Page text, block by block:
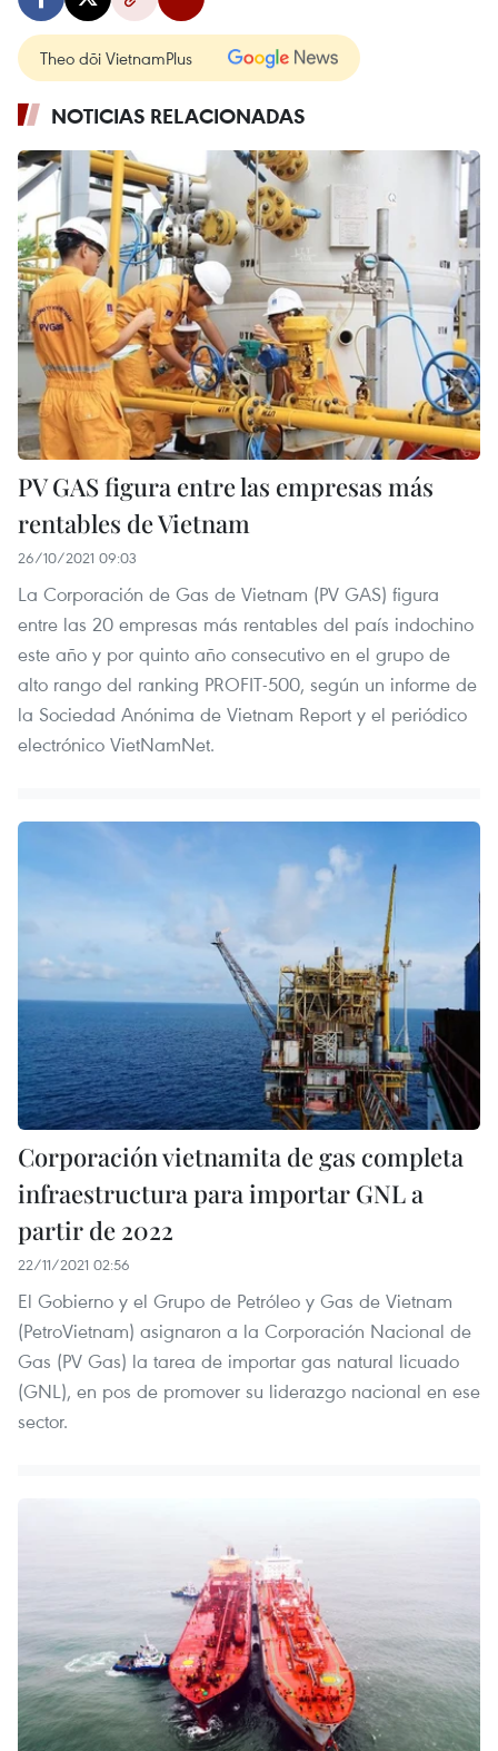
Theo dõi VietnamPlus
NOTICIAS RELACIONADAS
PV GAS figura entre las empresas más
rentables de Vietnam
26/10/2021 09:03
La Corporación de Gas de Vietnam (PV GAS) figura
entre las 20 empresas más rentables del país indochino
este año y por quinto año consecutivo en el grupo de
alto rango del ranking PROFIT-500, según un informe de
la Sociedad Anónima de Vietnam Report y el periódico
electrónico VietNamNet.
Corporación vietnamita de gas completa
infraestructura para importar GNL a
partir de 2022
22/11/2021 02:56
El Gobierno y el Grupo de Petróleo y Gas de Vietnam
(PetroVietnam) asignaron a la Corporación Nacional de
Gas (PV Gas) la tarea de importar gas natural licuado
(GNL), en pos de promover su liderazgo nacional en ese
sector.